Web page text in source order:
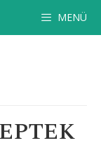
MENÜ